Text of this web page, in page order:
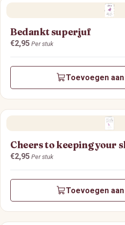
Bedankt superjuf
Prijs:
€2,95 Per stuk
Toevoegen
Cheers to keeping your
Prijs:
€2,95 Per stuk
Toevoegen